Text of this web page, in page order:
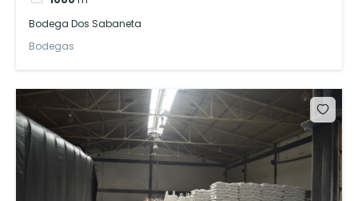
Bodega Dos Sabaneta
Bodegas